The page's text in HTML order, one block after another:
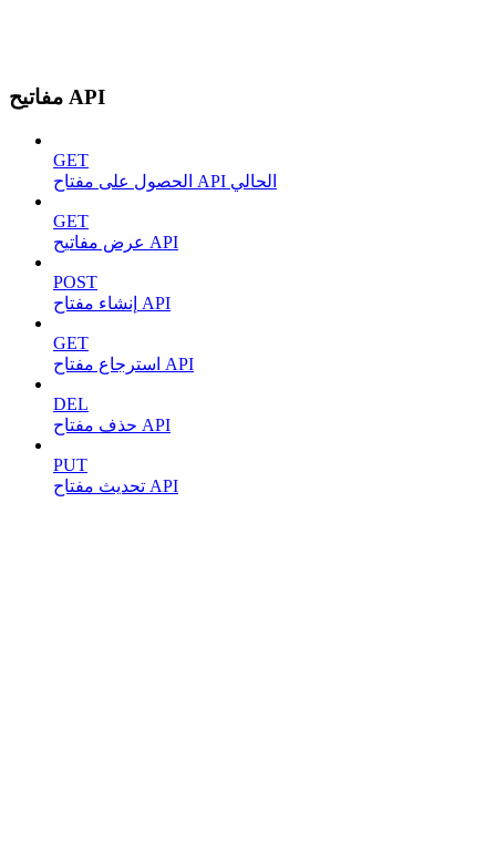
مفاتيح API
GET
الحصول على مفتاح API الحالي
GET
عرض مفاتيح API
POST
إنشاء مفتاح API
GET
استرجاع مفتاح API
DEL
حذف مفتاح API
PUT
تحديث مفتاح API